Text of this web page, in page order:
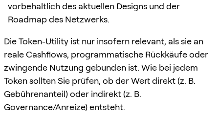
vorbehaltlich des aktuellen Designs und der
Roadmap des Netzwerks.
Die Token-Utility ist nur insofern relevant, als sie an
reale Cashflows, programmatische Rückkäufe oder
zwingende Nutzung gebunden ist. Wie bei jedem
Token sollten Sie prüfen, ob der Wert direkt (z. B.
Gebührenanteil) oder indirekt (z. B.
Governance/Anreize) entsteht.